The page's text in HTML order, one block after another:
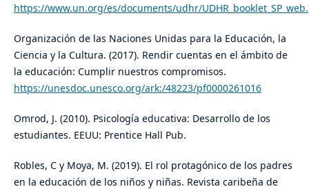
https://www.un.org/es/documents/udhr/
Organización de las Naciones Unidas para la Educación, la
Ciencia y la Cultura. (2017). Rendir cuentas en el ámbito de
la educación: Cumplir nuestros compromisos.
https://unesdoc.unesco.org/ark:/48223/pf0000261016
Omrod, J. (2010). Psicología educativa: Desarrollo de los
estudiantes. EEUU: Prentice Hall Pub.
Robles, C y Moya, M. (2019). El rol protagónico de los padres
en la educación de los niños y niñas. Revista caribeña de